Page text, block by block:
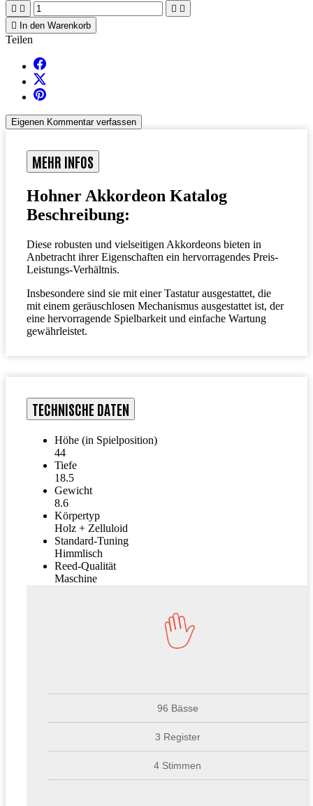
   

In den Warenkorb
Teilen
Eigenen Kommentar verfassen
MEHR INFOS
Hohner Akkordeon Katalog
Beschreibung:
Diese robusten und vielseitigen Akkordeons bieten in
Anbetracht ihrer Eigenschaften ein hervorragendes Preis-
Leistungs-Verhältnis.
Insbesondere sind sie mit einer Tastatur ausgestattet, die
mit einem geräuschlosen Mechanismus ausgestattet ist, der
eine hervorragende Spielbarkeit und einfache Wartung
gewährleistet.
TECHNISCHE DATEN
Höhe (in Spielposition)
44
Tiefe
18.5
Gewicht
8.6
Körpertyp
Holz + Zelluloid
Standard-Tuning
Himmlisch
Reed-Qualität
Maschine
96 Bässe
3 Register
4 Stimmen